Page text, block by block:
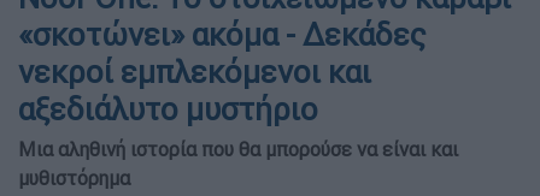
«σκοτώνει» ακόμα - Δεκάδες
νεκροί εμπλεκόμενοι και
αξεδιάλυτο μυστήριο
Μια αληθινή ιστορία που θα μπορούσε να είναι και
μυθιστόρημα